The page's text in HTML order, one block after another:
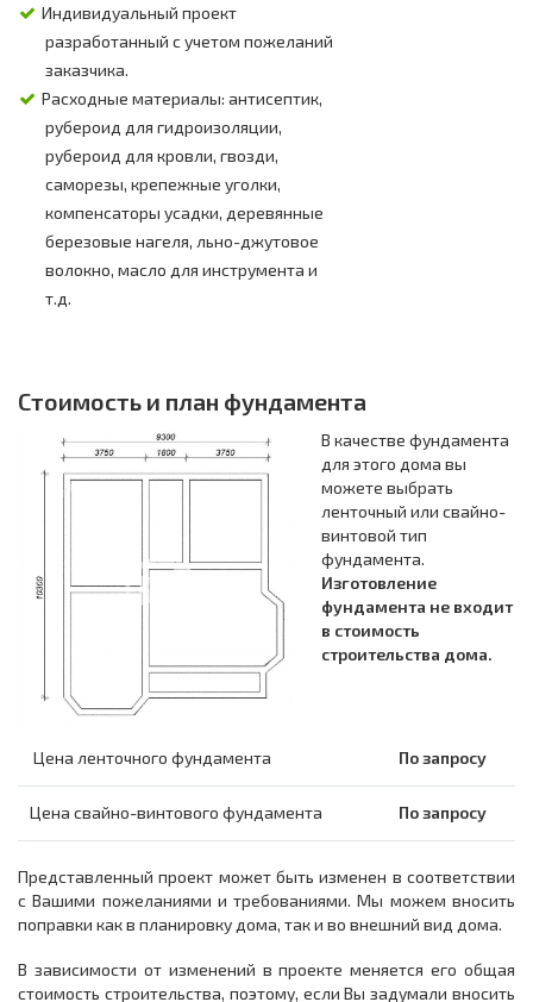
Индивидуальный проект
разработанный с учетом пожеланий
заказчика.
Расходные материалы: антисептик,
рубероид для гидроизоляции,
рубероид для кровли, гвозди,
саморезы, крепежные уголки,
компенсаторы усадки, деревянные
березовые нагеля, льно-джутовое
волокно, масло для инструмента и
т.д.
Стоимость и план фундамента
В качестве фундамента
для этого дома вы
можете выбрать
ленточный или свайно-
винтовой тип
фундамента.
Изготовление
фундамента не входит
в стоимость
строительства дома.
Цена ленточного фундамента По запросу
Цена свайно-винтового фундамента По запросу
Представленный проект может быть изменен в соответствии
с Вашими пожеланиями и требованиями. Мы можем вносить
поправки как в планировку дома, так и во внешний вид дома.
В зависимости от изменений в проекте меняется его общая
стоимость строительства, поэтому, если Вы задумали вносить